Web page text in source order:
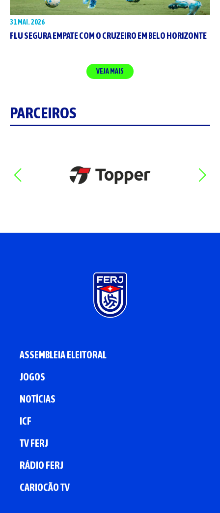
31 MAI. 2026
FLU SEGURA EMPATE COM O CRUZEIRO EM BELO HORIZONTE
VEJA MAIS
PARCEIROS
ASSEMBLEIA ELEITORAL
JOGOS
NOTÍCIAS
ICF
TV FERJ
RÁDIO FERJ
CARIOCÃO TV